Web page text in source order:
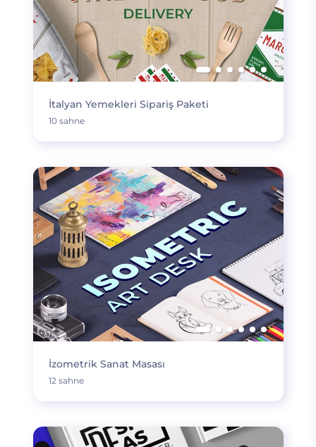
İtalyan Yemekleri Sipariş Paketi
10 sahne
İzometrik Sanat Masası
12 sahne